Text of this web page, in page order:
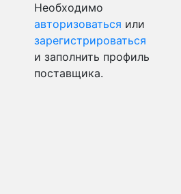
Необходимо
авторизоваться или
зарегистрироваться
и заполнить профиль
поставщика.